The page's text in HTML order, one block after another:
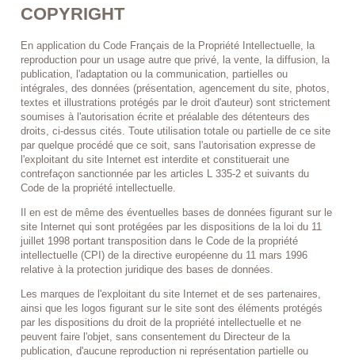
COPYRIGHT
En application du Code Français de la Propriété Intellectuelle, la
reproduction pour un usage autre que privé, la vente, la diffusion, la
publication, l'adaptation ou la communication, partielles ou
intégrales, des données (présentation, agencement du site, photos,
textes et illustrations protégés par le droit d'auteur) sont strictement
soumises à l'autorisation écrite et préalable des détenteurs des
droits, ci-dessus cités. Toute utilisation totale ou partielle de ce site
par quelque procédé que ce soit, sans l'autorisation expresse de
l'exploitant du site Internet est interdite et constituerait une
contrefaçon sanctionnée par les articles L 335-2 et suivants du
Code de la propriété intellectuelle.
Il en est de même des éventuelles bases de données figurant sur le
site Internet qui sont protégées par les dispositions de la loi du 11
juillet 1998 portant transposition dans le Code de la propriété
intellectuelle (CPI) de la directive européenne du 11 mars 1996
relative à la protection juridique des bases de données.
Les marques de l'exploitant du site Internet et de ses partenaires,
ainsi que les logos figurant sur le site sont des éléments protégés
par les dispositions du droit de la propriété intellectuelle et ne
peuvent faire l'objet, sans consentement du Directeur de la
publication, d'aucune reproduction ni représentation partielle ou